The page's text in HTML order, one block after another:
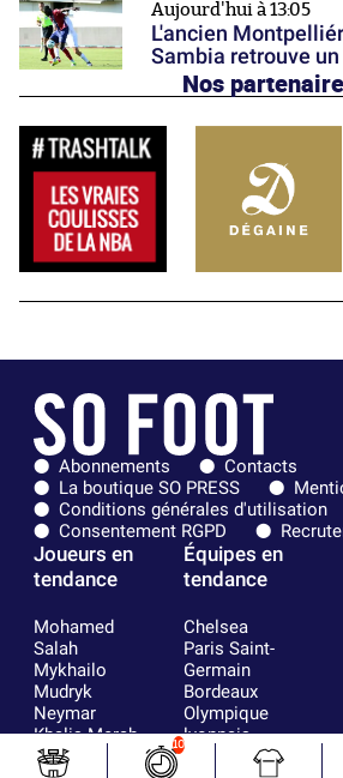
Aujourd'hui à 13:05
L'ancien
Sambia retrouve
Nos
Abonnements
Contacts
La boutique SO PRESS
Conditions générales d'utilisation
Consentement RGPD
Joueurs en
tendance
Mohamed
Salah
Mykhailo
Mudryk
Neymar
Khalis Merah
Loïs Openda
Équipes en
tendance
Chelsea
Paris Saint-
Germain
Bordeaux
Olympique
lyonnais
FIFA
10